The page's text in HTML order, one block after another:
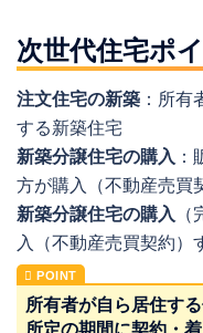
次世代住宅ポ
注文住宅の新築 ：所有
する新築住宅
新築分譲住宅の購入
方が購入（不動産売買
新築分譲住宅の購入
入（不動産売買契約）
所有者が自ら居住す
所定の期間に契約・